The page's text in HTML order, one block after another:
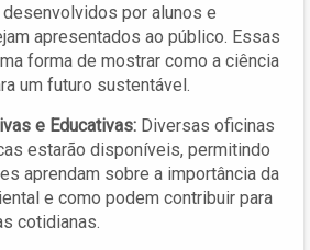
por alunos e
apresentados ao público. Essas
forma de mostrar como a ciência
um futuro sustentável.
e Educativas: Diversas oficinas
estarão disponíveis, permitindo
aprendam sobre a importância da
e como podem contribuir para
cotidianas.